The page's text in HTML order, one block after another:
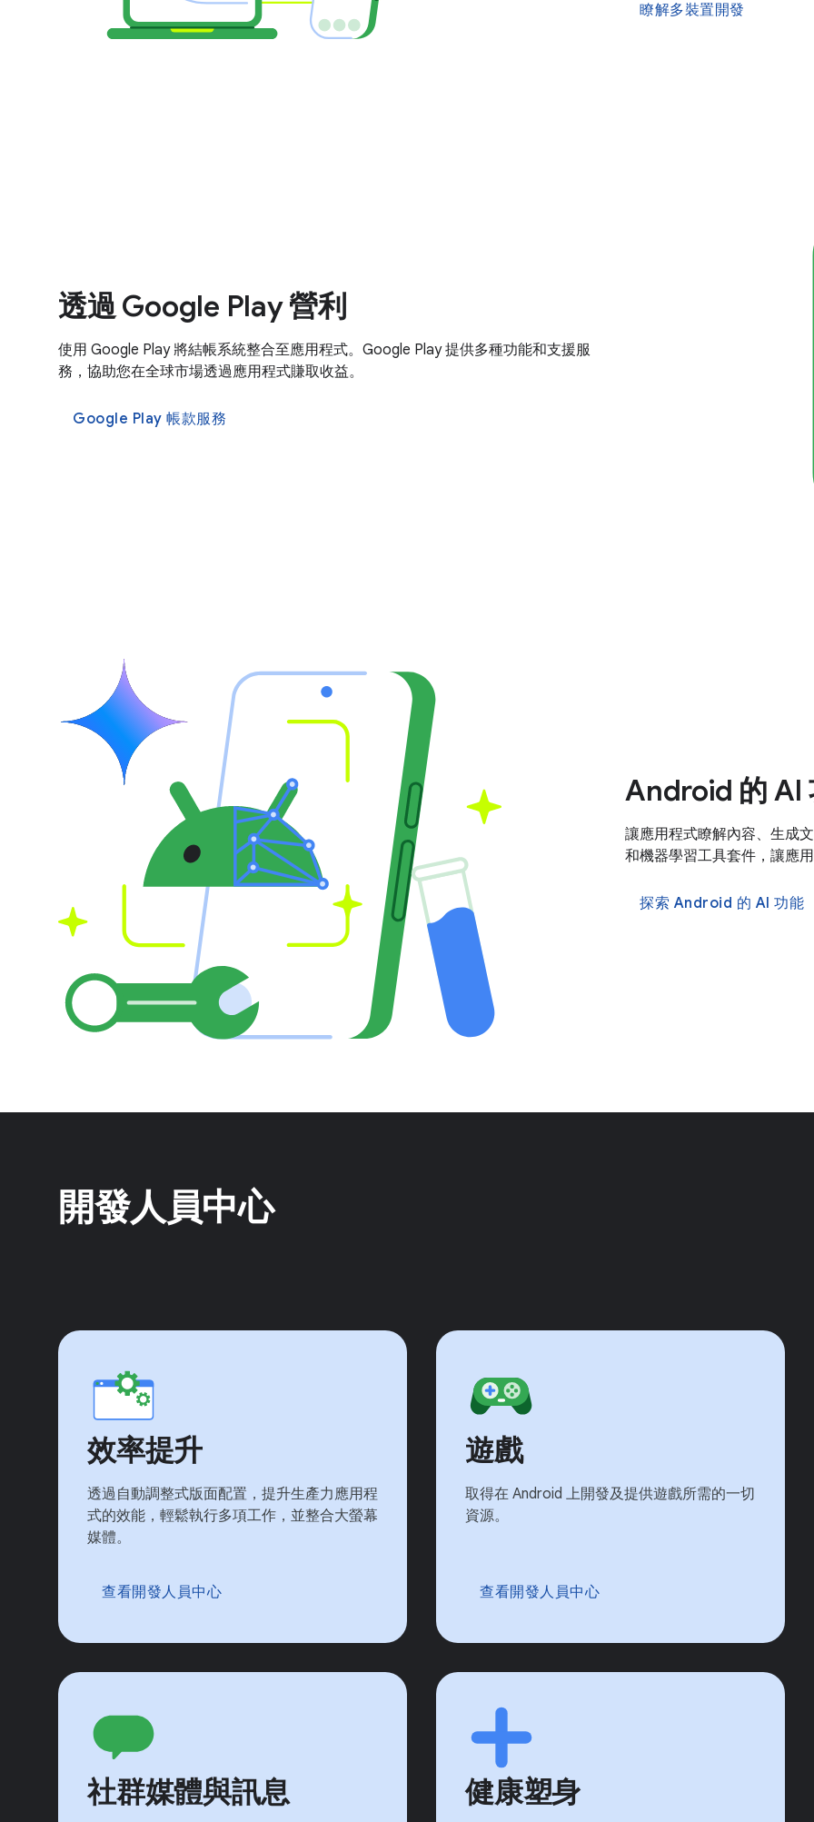
瞭解多裝置開發
透過 Google Play 營利
使用 Google Play 將結帳系統整合至應用程式。Google Play 提供多種功能和支援服
務，協助您在全球市場透過應用程式賺取收益。
Google Play 帳款服務
Android 的 AI
讓應用程式瞭解內容、生成
和機器學習工具套件，讓應
探索 Android 的 AI 功能
開發人員中心
效率提升
透過自動調整式版面配置，提升生產力應用程
式的效能，輕鬆執行多項工作，並整合大螢幕
媒體。
查看開發人員中心
遊戲
取得在 Android 上開發及提供遊戲所需的一切
資源。
查看開發人員中心
社群媒體與訊息 健康塑身